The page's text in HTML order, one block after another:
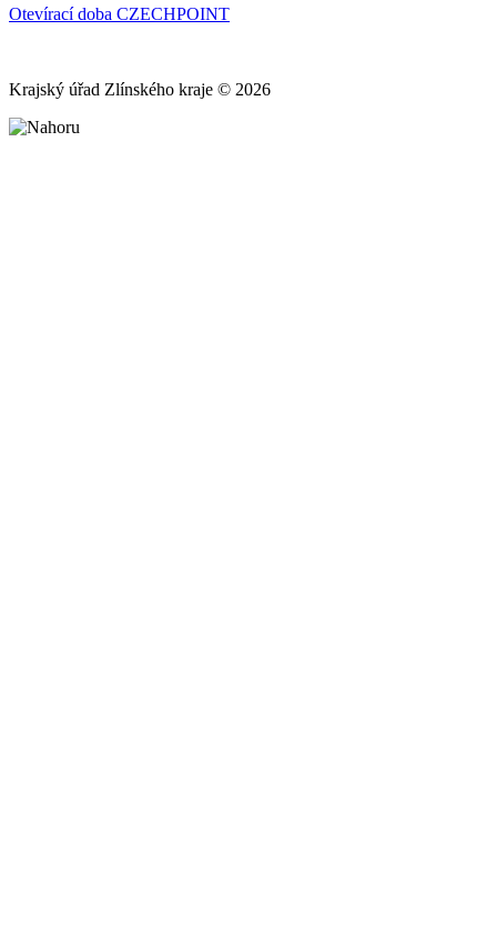
Otevírací doba CZECHPOINT
Krajský úřad Zlínského kraje © 2026